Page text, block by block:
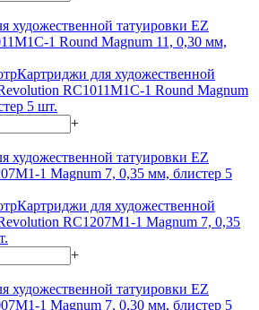
Картриджи для художественной
RC1011M1C-1 Round Magnum
5 шт.
+
Картриджи для художественной
RC1207M1-1 Magnum 7, 0,35
+